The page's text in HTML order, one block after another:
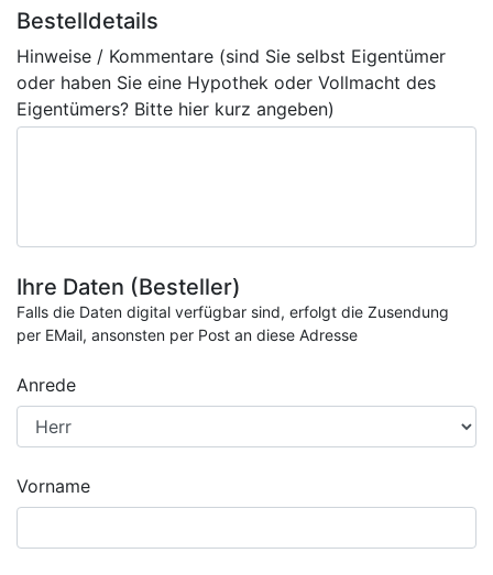
Bestelldetails
Hinweise / Kommentare (sind Sie selbst Eigentümer
oder haben Sie eine Hypothek oder Vollmacht des
Eigentümers? Bitte hier kurz angeben)
Ihre Daten (Besteller)
Falls die Daten digital verfügbar sind, erfolgt die Zusendung
per EMail, ansonsten per Post an diese Adresse
Anrede
Vorname